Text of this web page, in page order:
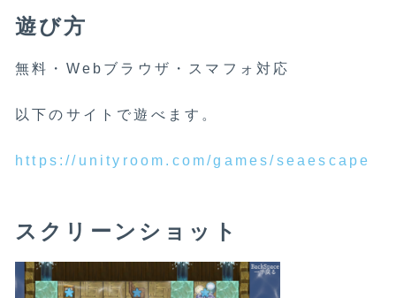
遊び方
無料・Webブラウザ・スマフォ対応
以下のサイトで遊べます。
https://unityroom.com/games/seaescape
スクリーンショット